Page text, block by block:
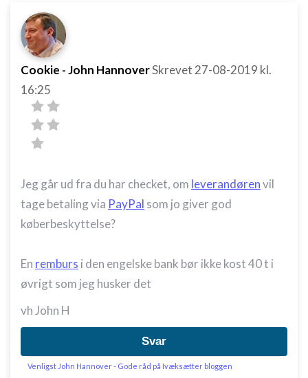
Cookie - John HannoverSkrevet 27-08-2019 kl.
16:25
Jeg går ud fra du har checket, om leverandørenvil
tage betaling via PayPal som jo giver god
køberbeskyttelse?
En remburs i den engelske bank bør ikke kost 40 t i
øvrigt som jeg husker det
vh John H
Svar
Venligst John Hannover - Gode råd på Ivæksætter bloggen